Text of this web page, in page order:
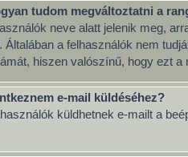
tudom megváltoztatni a
neve alatt jelenik meg,
Általában a felhasználók nem
hiszen valószínű, hogy ezt
e-mail küldéséhez?
küldhetnek e-mailt a